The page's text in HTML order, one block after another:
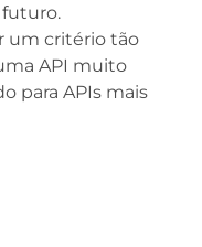
um critério tão
API muito
para APIs mais